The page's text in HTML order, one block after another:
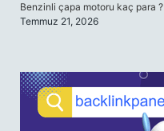
Benzinli çapa motoru kaç para ?
Temmuz 21, 2026